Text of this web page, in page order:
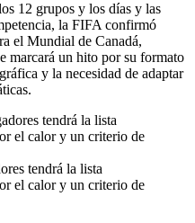
12 grupos y los días y las
la FIFA confirmó
el Mundial de Canadá,
marcará un hito por su formato
y la necesidad de adaptar
tendrá la lista
el calor y un criterio de